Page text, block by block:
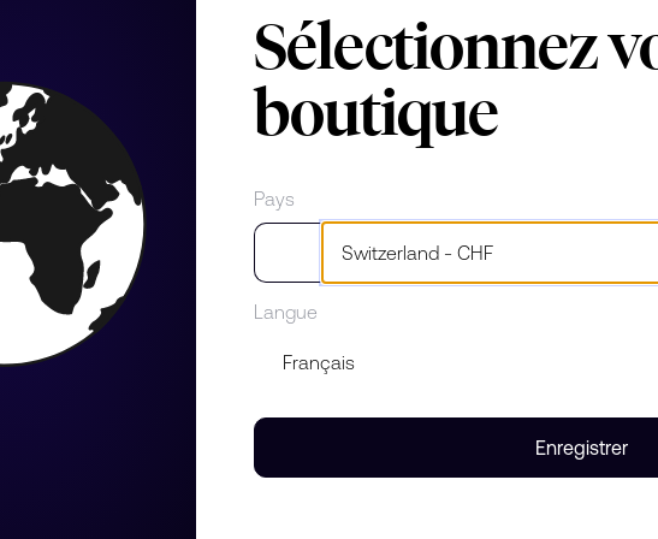
18 ct
Genre
Femme
Condition
Neuf
blanc et serti de diamants.
du cercle et sublime le diamant
sont chers : les ronds et les carrés.
Sélectionnez
boutique
Pays
Langue
Enregistrer